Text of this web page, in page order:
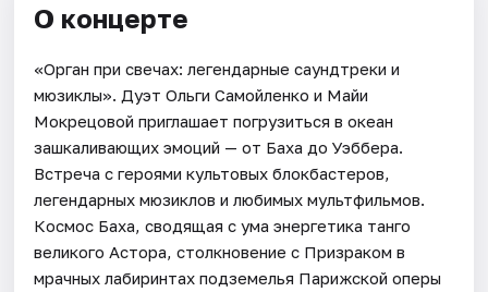
О концерте
«Орган при свечах: легендарные саундтреки и
мюзиклы». Дуэт Ольги Самойленко и Майи
Мокрецовой приглашает погрузиться в океан
зашкаливающих эмоций — от Баха до Уэббера.
Встреча с героями культовых блокбастеров,
легендарных мюзиклов и любимых мультфильмов.
Космос Баха, сводящая с ума энергетика танго
великого Астора, столкновение с Призраком в
мрачных лабиринтах подземелья Парижской оперы